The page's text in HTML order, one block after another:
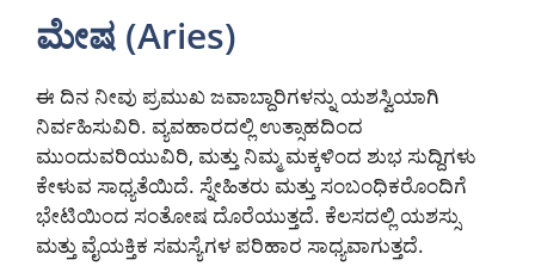
ಮೇಷ (Aries)
ಈ ದಿನ ನೀವು ಪ್ರಮುಖ ಜವಾಬ್ದಾರಿಗಳನ್ನು ಯಶಸ್ವಿಯಾಗಿ
ನಿರ್ವಹಿಸುವಿರಿ. ವ್ಯವಹಾರದಲ್ಲಿ ಉತ್ಸಾಹದಿಂದ
ಮುಂದುವರಿಯುವಿರಿ, ಮತ್ತು ನಿಮ್ಮ ಮಕ್ಕಳಿಂದ ಶುಭ ಸುದ್ದಿಗಳು
ಕೇಳುವ ಸಾಧ್ಯತೆಯಿದೆ. ಸ್ನೇಹಿತರು ಮತ್ತು ಸಂಬಂಧಿಕರೊಂದಿಗೆ
ಭೇಟಿಯಿಂದ ಸಂತೋಷ ದೊರೆಯುತ್ತದೆ. ಕೆಲಸದಲ್ಲಿ ಯಶಸ್ಸು
ಮತ್ತು ವೈಯಕ್ತಿಕ ಸಮಸ್ಯೆಗಳ ಪರಿಹಾರ ಸಾಧ್ಯವಾಗುತ್ತದೆ.